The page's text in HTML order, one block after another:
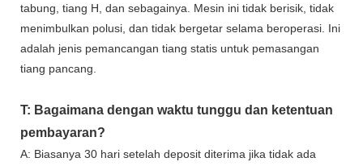
tabung, tiang H, dan sebagainya. Mesin ini tidak berisik, tidak
menimbulkan polusi, dan tidak bergetar selama beroperasi. Ini
adalah jenis pemancangan tiang statis untuk pemasangan
tiang pancang.
T: Bagaimana dengan waktu tunggu dan ketentuan
pembayaran?
A: Biasanya 30 hari setelah deposit diterima jika tidak ada